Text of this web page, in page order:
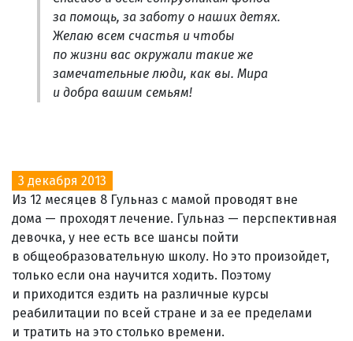
за помощь, за заботу о наших детях.
Желаю всем счастья и чтобы
по жизни вас окружали такие же
замечательные люди, как вы. Мира
и добра вашим семьям!
3 декабря 2013
Из 12 месяцев 8 Гульназ с мамой проводят вне
дома — проходят лечение. Гульназ — перспективная
девочка, у нее есть все шансы пойти
в общеобразовательную школу. Но это произойдет,
только если она научится ходить. Поэтому
и приходится ездить на различные курсы
реабилитации по всей стране и за ее пределами
и тратить на это столько времени.